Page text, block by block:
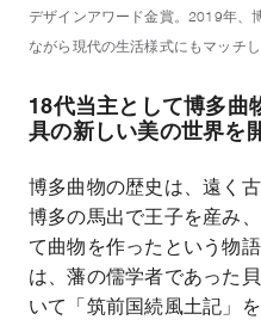
デザインアワード金賞。2019年、
ながら現代の生活様式にもマッチ
18代当主として博多曲
具の新しい美の世界を
博多曲物の歴史は、遠く
博多の馬出で王子を産み
て曲物を作ったという物
は、藩の儒学者であった
いて「筑前国続風土記」